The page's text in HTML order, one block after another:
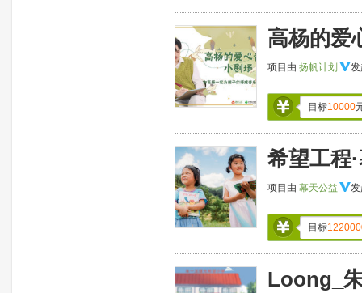
高杨的爱
项目由 扬帆计划
目标10000
希望工程
项目由 幕天公益
目标
Loong_